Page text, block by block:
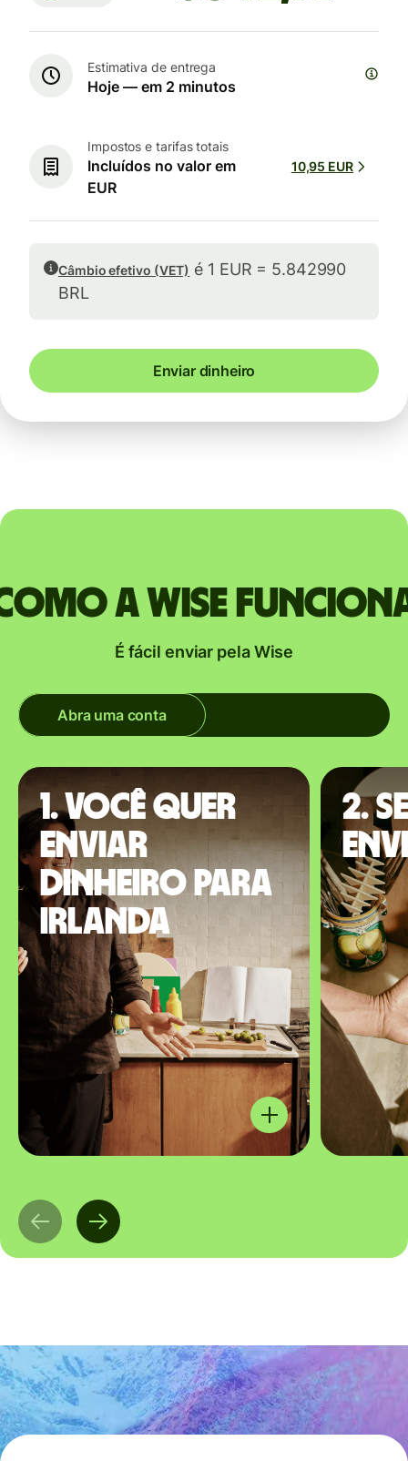
Estimativa de entrega
Hoje — em 2 minutos
Impostos e tarifas totais
Incluídos no valor em
EUR
10,95 EUR
Câmbio efetivo (VET) é 1 EUR = 5.842990
BRL
Enviar dinheiro
a Wise
É fácil enviar pela Wise
Abra uma conta
1. Você quer
enviar
dinheiro para
Irlanda
2.